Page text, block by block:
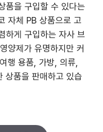
품을 구입할 수 있다는
자체 PB 상품으로 고
하게 구입하는 자사 브
양제가 유명하지만 커
행 용품, 가방, 의류,
상품을 판매하고 있습